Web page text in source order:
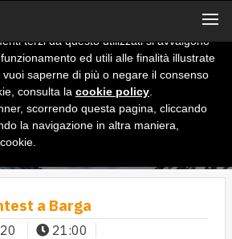
a Barga
21:00
x
terzi da questo utilizzati si avvalgono
ed utili alle finalità illustrate
vuoi saperne di più o negare il consenso
consulta la cookie policy
scorrendo questa pagina, cliccando
la navigazione in altra maniera,